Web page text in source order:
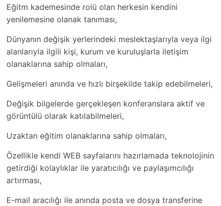
Eğitm kademesinde rolü olan herkesin kendini
yenilemesine olanak tanıması,
Dünyanın değişik yerlerindeki meslektaşlarıyla veya ilgi
alanlarıyla ilgili kişi, kurum ve kuruluşlarla iletişim
olanaklarına sahip olmaları,
Gelişmeleri anında ve hızlı birşekilde takip edebilmeleri,
Değişik bilgelerde gerçekleşen konferanslara aktif ve
görüntülü olarak katılabilmeleri,
Uzaktan eğitim olanaklarına sahip olmaları,
Özellikle kendi WEB sayfalarını hazırlamada teknolojinin
getirdiği kolaylıklar ile yaratıcılığı ve paylaşımcılığı
artırması,
E-mail aracılığı ile anında posta ve dosya transferine